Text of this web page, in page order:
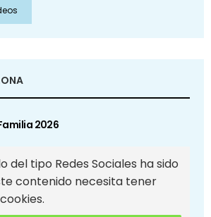
2026
del tipo Redes Sociales ha sido
contenido necesita tener